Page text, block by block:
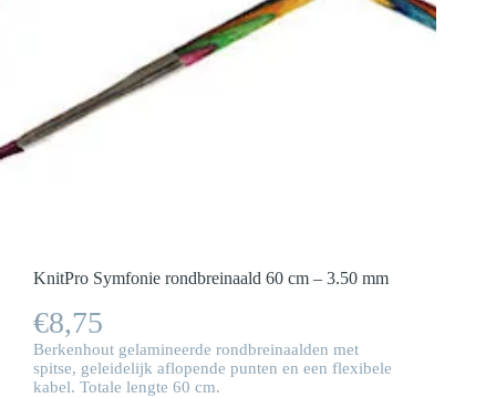
KnitPro Symfonie rondbreinaald 60 cm – 3.50 mm
€8,75
Berkenhout gelamineerde rondbreinaalden met
spitse, geleidelijk aflopende punten en een flexibele
kabel. Totale lengte 60 cm.